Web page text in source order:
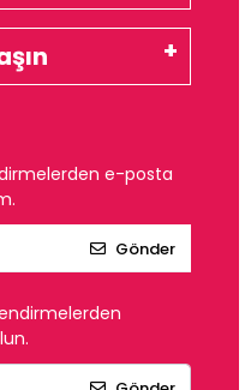
e-posta
Gönder